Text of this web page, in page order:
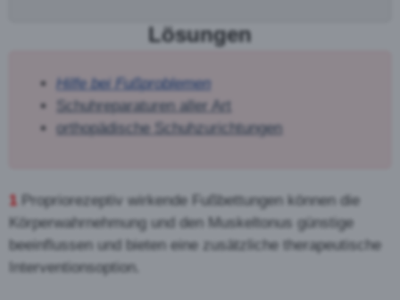
Lösungen
Hilfe bei Fußproblemen
Schuhreparaturen aller Art
orthopädische Schuhzurichtungen
1 Propriorezeptiv wirkende Fußbettungen können die
Körperwahrnehmung und den Muskeltonus günstige
beeinflussen und bieten eine zusätzliche therapeutische
Interventionsoption.